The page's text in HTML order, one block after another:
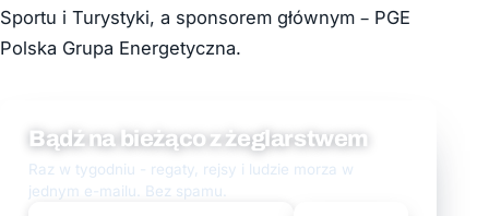
Sportu i Turystyki, a sponsorem głównym – PGE
Polska Grupa Energetyczna.
Bądź na bieżąco z żeglarstwem
Raz w tygodniu - regaty, rejsy i ludzie morza w
jednym e-mailu. Bez spamu.